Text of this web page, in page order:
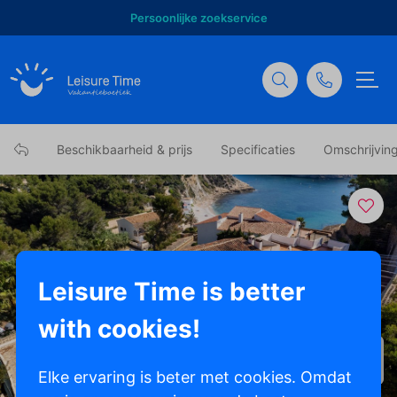
Persoonlijke zoekservice
Beschikbaarheid & prijs Specificaties
Leisure Time is better
with cookies!
Elke ervaring is beter met cookies. Omdat